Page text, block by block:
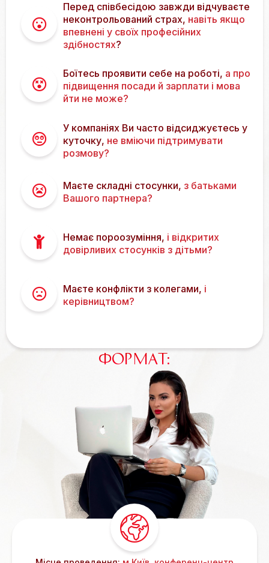
Перед співбесідою завжди відчуваєте
неконтрольований страх, навіть якщо
впевнені у своїх професійних
здібностях?
Боїтесь проявити себе на роботі, а про
підвищення посади й зарплати і мова
йти не може?
У компаніях Ви часто відсиджуєтесь у
куточку, не вміючи підтримувати
розмову?
Маєте складні стосунки, з батьками
Вашого партнера?
Немає пороозуміння, і відкритих
довірливих стосунків з дітьми?
Маєте конфлікти з колегами, і
керівництвом?
ФОРМАТ: